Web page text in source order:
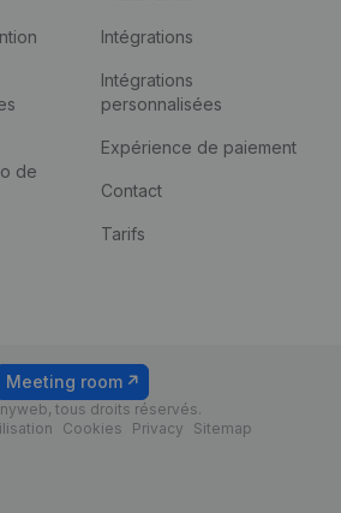
de
Intégrations
Intégrations
personnalisées
Expérience de paiement
Contact
Tarifs
tous droits réservés.
Cookies Privacy Sitemap
Meeting room